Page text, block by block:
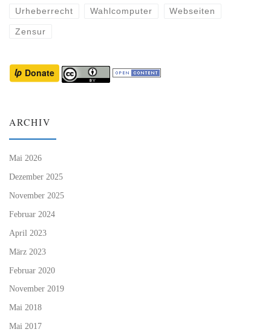
Urheberrecht Wahlcomputer Webseiten
Zensur
ARCHIV
Mai 2026
Dezember 2025
November 2025
Februar 2024
April 2023
März 2023
Februar 2020
November 2019
Mai 2018
Mai 2017